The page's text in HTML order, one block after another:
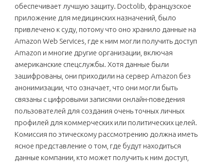
обеспечивает лучшую защиту. Doctolib, французское
приложение для медицинских назначений, было
привлечено к суду, потому что оно хранило данные на
Amazon Web Services, где к ним могли получить доступ
Amazon и многие другие организации, включая
американские спецслужбы. Хотя данные были
зашифрованы, они приходили на сервер Amazon без
анонимизации, что означает, что они могли быть
связаны с цифровыми записями онлайн-поведения
пользователей для создания очень точных личных
профилей для коммерческих или политических целей.
Комиссия по этическому рассмотрению должна иметь
ясное представление о том, где будут находиться
данные компании, кто может получить к ним доступ,